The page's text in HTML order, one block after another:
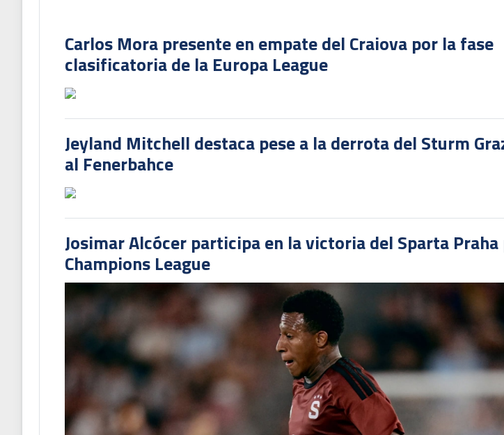
Carlos Mora presente en empate del Craiova por la fase
clasificatoria de la Europa League
Jeyland Mitchell destaca pese a la derrota del Sturm
al Fenerbahce
Josimar Alcócer participa en la victoria del Sparta
Champions League